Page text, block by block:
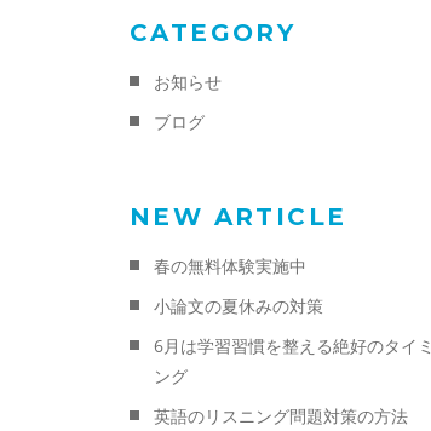
CATEGORY
お知らせ
ブログ
NEW ARTICLE
春の無料体験実施中
小論文の夏休みの対策
6月は学習習慣を整える絶好のタイミ
ング
英語のリスニング問題対策の方法